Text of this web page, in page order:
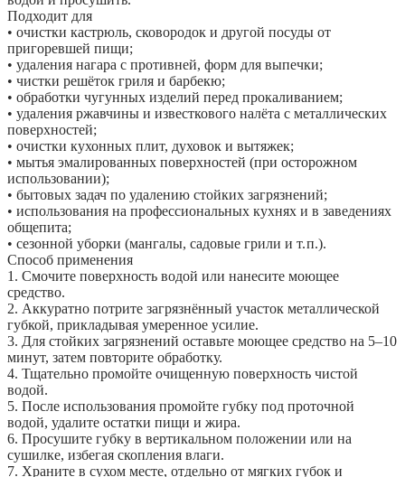
Подходит для
• очистки кастрюль, сковородок и другой посуды от
пригоревшей пищи;
• удаления нагара с противней, форм для выпечки;
• чистки решёток гриля и барбекю;
• обработки чугунных изделий перед прокаливанием;
• удаления ржавчины и известкового налёта с металлических
поверхностей;
• очистки кухонных плит, духовок и вытяжек;
• мытья эмалированных поверхностей (при осторожном
использовании);
• бытовых задач по удалению стойких загрязнений;
• использования на профессиональных кухнях и в заведениях
общепита;
• сезонной уборки (мангалы, садовые грили и т. п.).
Способ применения
1. Смочите поверхность водой или нанесите моющее
средство.
2. Аккуратно потрите загрязнённый участок металлической
губкой, прикладывая умеренное усилие.
3. Для стойких загрязнений оставьте моющее средство на 5–10
минут, затем повторите обработку.
4. Тщательно промойте очищенную поверхность чистой
водой.
5. После использования промойте губку под проточной
водой, удалите остатки пищи и жира.
6. Просушите губку в вертикальном положении или на
сушилке, избегая скопления влаги.
7. Храните в сухом месте, отдельно от мягких губок и